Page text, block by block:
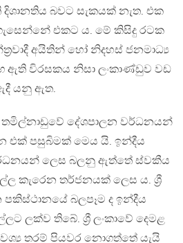
බවට සැකයක් නැත. එක
එකට ය. මේ කිසිදු රටක
අයිතින් හෝ නිදහස් ජනමාධ්‍ය
ඇති විරසකය නිසා ලංකාණ්ඩුව වඩ
යනු ඇත.
තමිල්නාඩුවේ දේශපාලන වර්ධනයන්
එක් පසුබිමක් මෙය යි. ඉන්දීය
ලෙස බලනු ඇත්තේ ස්වකීය
කැරෙන තර්ජනයක් ලෙස ය. ශ්‍රී
බලපෑම ද ඉන්දීය
ලක්ව තිබේ. ශ්‍රී ලංකාවේ දෙමළ
තරම් පියවර නොගත්තේ යැයි